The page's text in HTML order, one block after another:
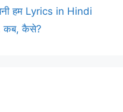
हम Lyrics in Hindi
कब, कैसे?